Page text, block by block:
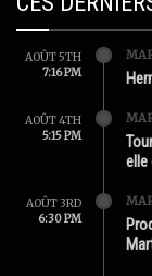
AOÛT 5TH
7:16 PM
AOÛT 4TH
5:15 PM
elle
AOÛT 3RD
6:30 PM